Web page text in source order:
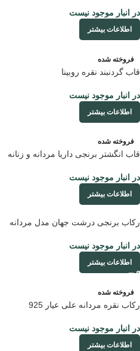
در انبار موجود نیست
اطلاعات بیشتر
فروخته شده
قاب گردنبند نقره روبینا
در انبار موجود نیست
اطلاعات بیشتر
فروخته شده
قاب انگشتر برنجی داریا مردانه و زنانه
در انبار موجود نیست
اطلاعات بیشتر
رکاب برنجی درشت جهان مدل مردانه
در انبار موجود نیست
اطلاعات بیشتر
فروخته شده
رکاب نقره مردانه علی عیار 925
در انبار موجود نیست
اطلاعات بیشتر